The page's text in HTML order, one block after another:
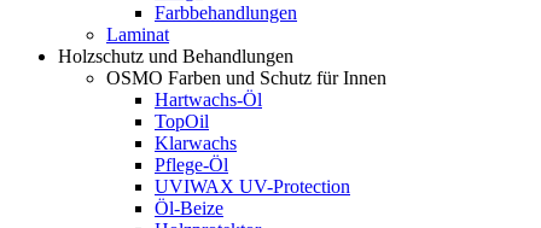
Farbbehandlungen
Laminat
Holzschutz und Behandlungen
OSMO Farben und Schutz für Innen
Hartwachs-Öl
TopOil
Klarwachs
Pflege-Öl
UVIWAX UV-Protection
Öl-Beize